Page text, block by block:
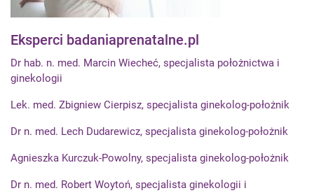
Eksperci badaniaprenatalne.pl
Dr hab. n. med. Marcin Wiecheć, specjalista położnictwa i
ginekologii
Lek. med. Zbigniew Cierpisz, specjalista ginekolog-położnik
Dr n. med. Lech Dudarewicz, specjalista ginekolog-położnik
Agnieszka Kurczuk-Powolny, specjalista ginekolog-położnik
Dr n. med. Robert Woytoń, specjalista ginekologii i